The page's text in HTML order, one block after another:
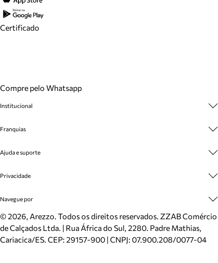
Certificado
Compre pelo Whatsapp
Institucional
Cashback
Venda Corporativa
Mapa do Site
Inverno
Mundo Arezzo
Franquias
Plano de Negócio
Ajuda e suporte
Cadastro
Meus Pedidos
Trocas e Devoluções
Cartão Presente
Localizador de lojas
Privacidade
Politica e Privacidade
Navegue por
Sapatos
Bolsas
Scarpins
©2026, Arezzo. Todos os direitos reservados. ZZAB Comércio
de Calçados Ltda. | Rua África do Sul, 2280. Padre Mathias,
Cariacica/ES. CEP: 29157-900 | CNPJ: 07.900.208/0077-04